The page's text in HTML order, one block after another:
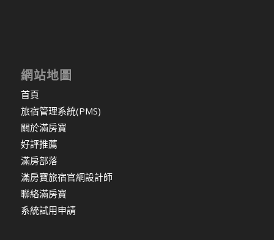
網站地圖
首頁
旅宿管理系統(PMS)
關於滿房寶
好評推薦
滿房部落
滿房寶旅宿官網設計師
聯絡滿房寶
系統試用申請